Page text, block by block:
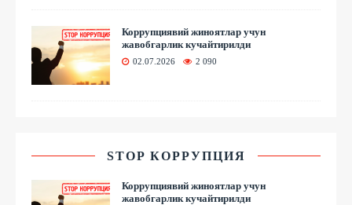
Коррупциявий жиноятлар учун
жавобгарлик кучайтирилди
02.07.2026 2 090
STOP КОРРУПЦИЯ
Коррупциявий жиноятлар учун
жавобгарлик кучайтирилди